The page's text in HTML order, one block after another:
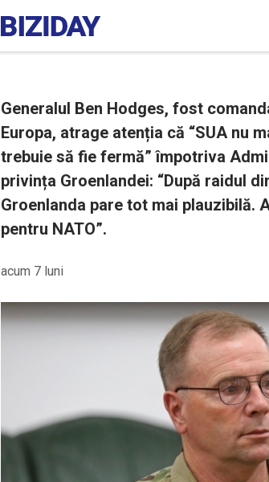
Generalul Ben Hodges, fost
Europa, atrage atenția că “SUA nu
trebuie să fie fermă” împotriva
privința Groenlandei: “După raidul
Groenlanda pare tot mai plauzibilă.
pentru NATO”.
acum 7 luni